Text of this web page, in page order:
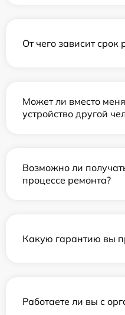
От чего зависит срок
Может ли вместо
устройство другой
Возможно ли
процессе ремонта?
Какую гарантию вы
Работаете ли вы с